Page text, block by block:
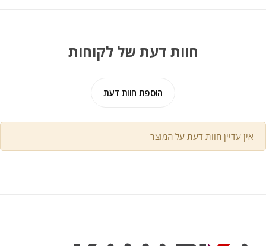
חוות דעת של לקוחות
הוספת חוות דעת
אין עדיין חוות דעת על המוצר